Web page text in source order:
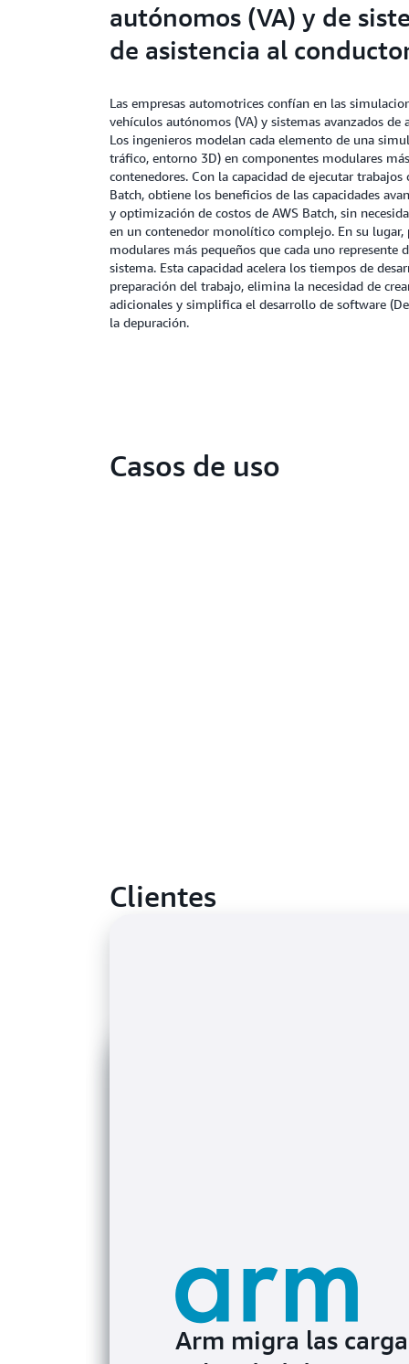
autónomos (VA) y de
de asistencia al
Las empresas automotrices confían en las
vehículos autónomos (VA) y sistemas avanzados de
Los ingenieros modelan cada elemento de una
tráfico, entorno 3D) en componentes modulares
contenedores. Con la capacidad de ejecutar
Batch, obtiene los beneficios de las capacidades
y optimización de costos de AWS Batch, sin
en un contenedor monolítico complejo. En su lugar,
modulares más pequeños que cada uno represente
sistema. Esta capacidad acelera los tiempos de
preparación del trabajo, elimina la necesidad de
adicionales y simplifica el desarrollo de software
la depuración.
Casos de uso
Clientes
Arm migra las